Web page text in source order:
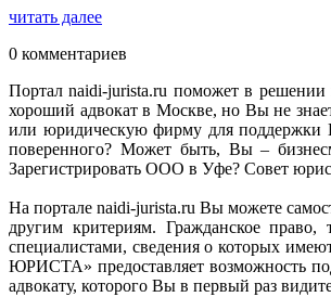
читать далее
0 комментариев
Портал naidi-jurista.ru поможет в решении
хороший адвокат в Москве, но Вы не
или юридическую фирму для поддержки
поверенного? Может быть, Вы –
Зарегистрировать ООО в Уфе? Совет
На портале naidi-jurista.ru Вы можете
другим критериям. Гражданское
специалистами, сведения о которых
ЮРИСТА» предоставляет возможность
адвокату, которого Вы в первый раз